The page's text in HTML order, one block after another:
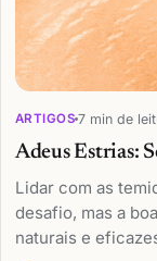
ARTIGOS 7 min de
Adeus Estrias:
Lidar com as
desafio, mas a
naturais e